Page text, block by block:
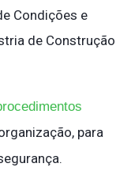
Condições e
de Construção
para